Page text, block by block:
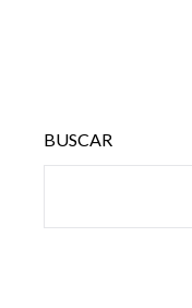
BUSCAR